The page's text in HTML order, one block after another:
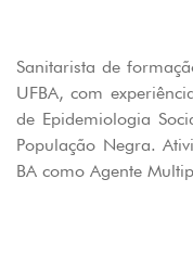
Sanitarista de
UFBA, com
de Epidemiologia
População Negra.
BA como Agente